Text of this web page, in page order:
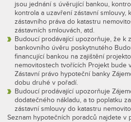
jsou jednání s úvěrující bankou,
kontrola a uzavření zástavní smlouvy,
zástavního práva do katastru
zástavních smlouvách, atd.
Budoucí prodávající upozorňuje, že k
bankovního úvěru poskytnutého
financující bankou na zajištění
nemovitostech tvořících Projekt bude
Zástavní právo hypoteční banky
dobu druhé v pořadí.
Budoucí prodávající upozorňuje
dodatečného nákladu, a to poplatku
zástavní smlouvy do katastru
Seznam hypotečních poradců najdete v